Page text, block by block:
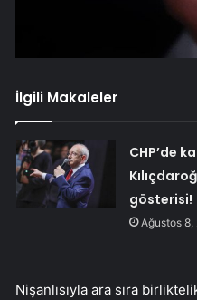
İlgili Makaleler
CHP’de
gösterisi!
Ağustos 8,
Nişanlısıyla ara sıra